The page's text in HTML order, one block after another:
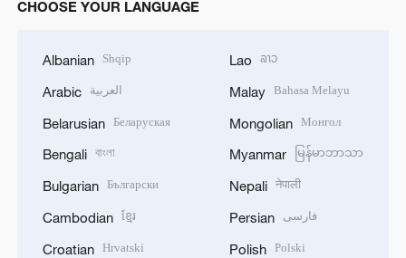
CHOOSE YOUR LANGUAGE
Albanian Shqip
Arabic العربية
Belarusian Беларуская
Bengali বাংলা
Bulgarian Български
Cambodian ខ្មែរ
Croatian Hrvatski
Lao ລາວ
Malay Bahasa Melayu
Mongolian Монгол
Myanmar မြန်မာဘာသာ
Nepali नेपाली
Persian فارسی
Polish Polski